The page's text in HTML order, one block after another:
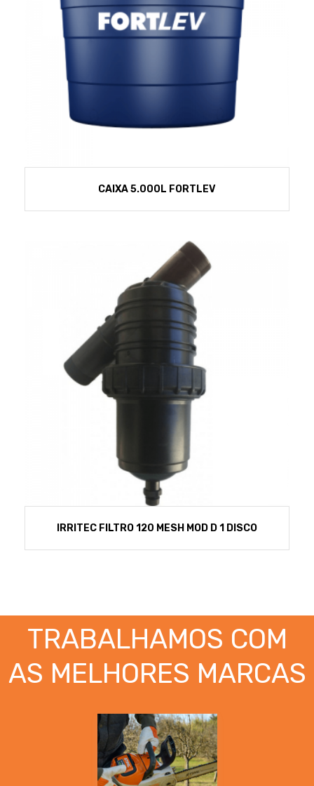
CAIXA 5.000L FORTLEV
IRRITEC FILTRO 120 MESH MOD D 1 DISCO
TRABALHAMOS COM
AS MELHORES MARCAS